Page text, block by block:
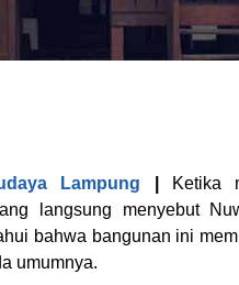
Lampung
Ketika
langsung menyebut
bahwa bangunan ini
umumnya.